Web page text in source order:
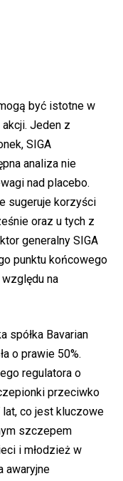
być istotne w
Jeden z
SIGA
analiza nie
nad placebo.
sugeruje korzyści
oraz u tych z
generalny SIGA
punktu końcowego
na
spółka Bavarian
o prawie 50%.
regulatora o
przeciwko
co jest kluczowe
szczepem
i młodzież w
awaryjne